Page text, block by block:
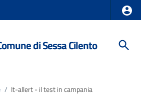
di Sessa Cilento
/ It-allert - il test in campania